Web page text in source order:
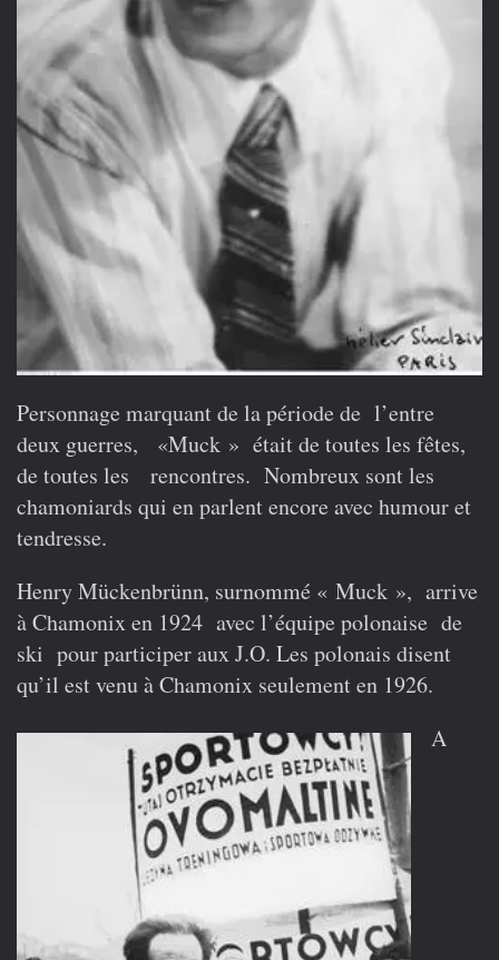
Personnage marquant de la période de l’entre
deux guerres, «Muck » était de toutes les fêtes,
de toutes les rencontres. Nombreux sont les
chamoniards qui en parlent encore avec humour et
tendresse.
Henry Mückenbrünn, surnommé « Muck », arrive
à Chamonix en 1924 avec l’équipe polonaise de
ski pour participer aux J.O. Les polonais disent
qu’il est venu à Chamonix seulement en 1926.
A